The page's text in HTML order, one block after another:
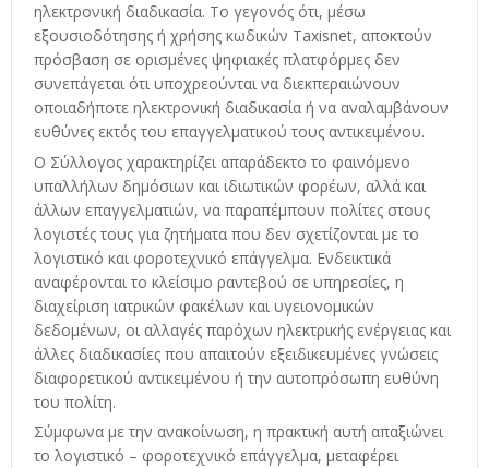
ηλεκτρονική διαδικασία. Το γεγονός ότι, μέσω
εξουσιοδότησης ή χρήσης κωδικών Taxisnet, αποκτούν
πρόσβαση σε ορισμένες ψηφιακές πλατφόρμες δεν
συνεπάγεται ότι υποχρεούνται να διεκπεραιώνουν
οποιαδήποτε ηλεκτρονική διαδικασία ή να αναλαμβάνουν
ευθύνες εκτός του επαγγελματικού τους αντικειμένου.
Ο Σύλλογος χαρακτηρίζει απαράδεκτο το φαινόμενο
υπαλλήλων δημόσιων και ιδιωτικών φορέων, αλλά και
άλλων επαγγελματιών, να παραπέμπουν πολίτες στους
λογιστές τους για ζητήματα που δεν σχετίζονται με το
λογιστικό και φοροτεχνικό επάγγελμα. Ενδεικτικά
αναφέρονται το κλείσιμο ραντεβού σε υπηρεσίες, η
διαχείριση ιατρικών φακέλων και υγειονομικών
δεδομένων, οι αλλαγές παρόχων ηλεκτρικής ενέργειας και
άλλες διαδικασίες που απαιτούν εξειδικευμένες γνώσεις
διαφορετικού αντικειμένου ή την αυτοπρόσωπη ευθύνη
του πολίτη.
Σύμφωνα με την ανακοίνωση, η πρακτική αυτή απαξιώνει
το λογιστικό – φοροτεχνικό επάγγελμα, μεταφέρει